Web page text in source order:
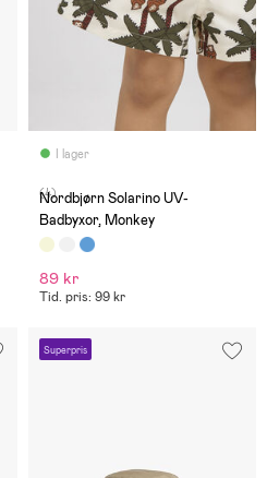
I lager
(4)
Nordbjørn Solarino UV-
Badbyxor, Monkey
89 kr
Tid. pris: 99 kr
Superpris